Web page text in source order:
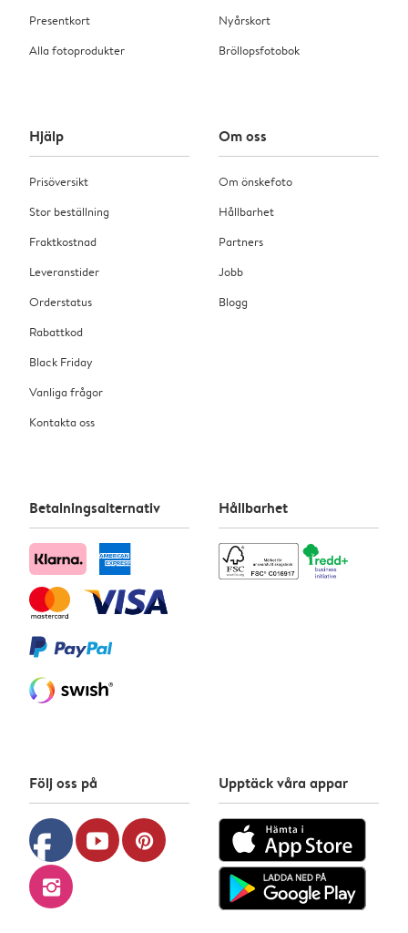
Presentkort
Alla fotoprodukter
Nyårskort
Bröllopsfotobok
Hjälp
Prisöversikt
Stor beställning
Fraktkostnad
Leveranstider
Orderstatus
Rabattkod
Black Friday
Vanliga frågor
Kontakta oss
Om oss
Om önskefoto
Hållbarhet
Partners
Jobb
Blogg
Betalningsalternativ Hållbarhet
Följ oss på
facebook youtube pinterest
instagram
Upptäck våra appar